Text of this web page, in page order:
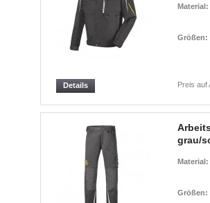
Material:
Größen:
Preis auf
Details
grau/
Material:
Größen: